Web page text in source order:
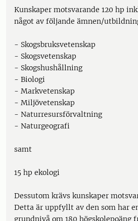
Kunskaper motsvarande 120 hp
något av följande ämnen/
- Skogsbruksvetenskap
- Skogsvetenskap
- Skogshushållning
- Biologi
- Markvetenskap
- Miljövetenskap
- Naturresursförvaltning
- Naturgeografi
samt
15 hp ekologi
Dessutom krävs kunskaper
Detta är uppfyllt av den som har
grundnivå om 180 högskolepoäng